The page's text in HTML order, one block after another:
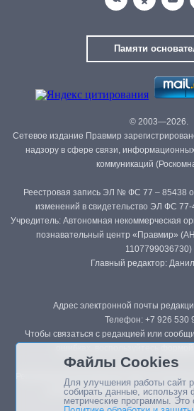
Памяти
© 2003—2026.
Сетевое издание Правмир
надзору в сфере связи,
коммуникаций
Реестровая запись ЭЛ № ФС 77 – 85438
изменений в свидетельство ЭЛ ФС 77-
Учредитель: Автономная некоммерческая
познавательный центр «Правмир»
1107799036730)
Главный редактор:
Адрес электронной почты
Телефон: +7 926 530
Чтобы связаться с редакцией или
Републикация материалов сайта в
возможна только с письменного
Файлы Cookies
Для улучшения работы сайт
собирать данные,
метрические программы. Это